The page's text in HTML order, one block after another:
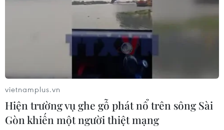
tăng cường đoàn tàu trong dịp nghỉ lễ Quốc khánh 2/9
nhằm đáp ứng nhu cầu đi lại tăng cao của người dân.
vietnamplus.vn
Hiện trường vụ ghe gỗ phát nổ trên sông Sài
Gòn khiến một người thiệt mạng